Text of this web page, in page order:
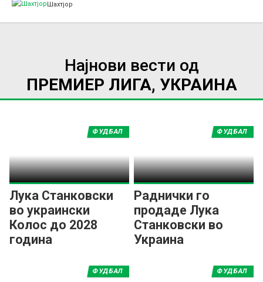
Шахтјор
Најнови вести од
ПРЕМИЕР ЛИГА, УКРАИНА
Лука Станковски
во украински
Колос до 2028
година
ФУДБАЛ
Раднички го
продаде Лука
Станковски во
Украина
ФУДБАЛ
ФУДБАЛ ФУДБАЛ